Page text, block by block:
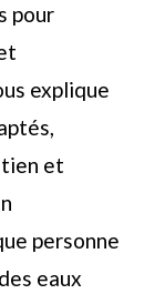
pour
explique
et
personne
eaux